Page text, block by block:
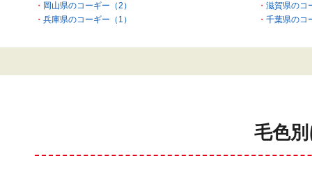
岡山県のコーギー（2）
滋賀県のコ
兵庫県のコーギー（1）
千葉県のコ
毛色